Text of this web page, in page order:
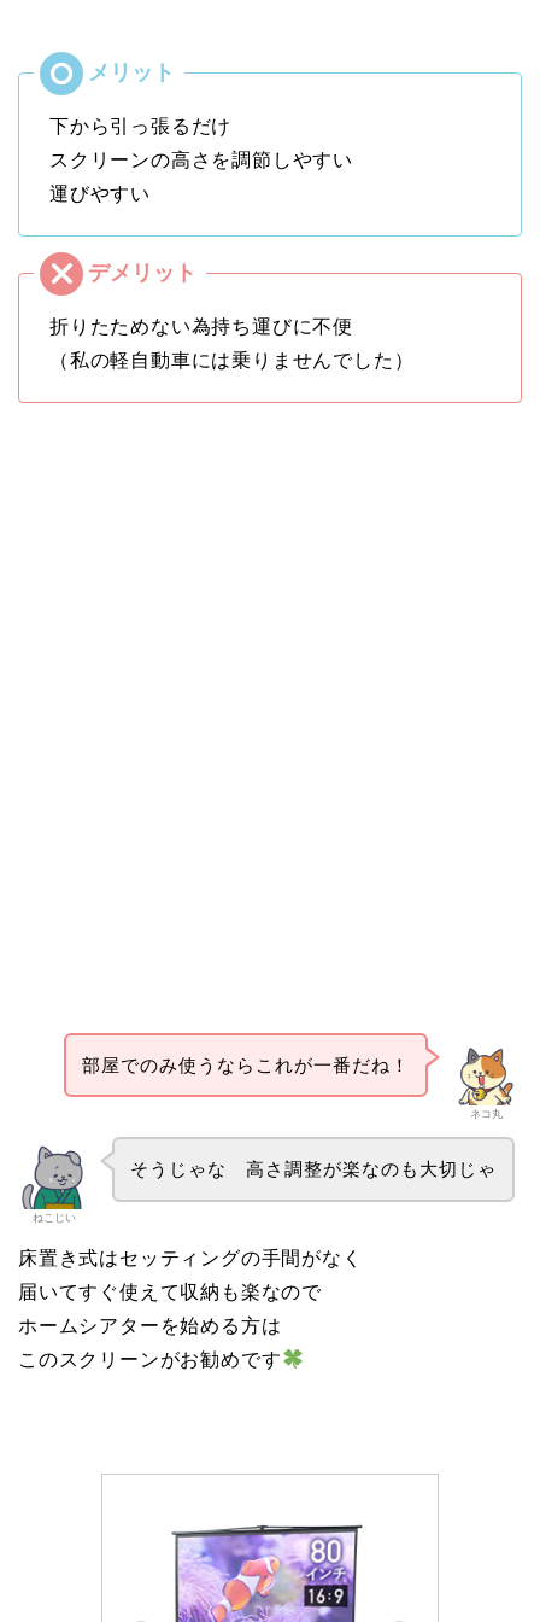
下から引っ張るだけ
スクリーンの高さを調節しやすい
運びやすい
折りたためない為持ち運びに不便
（私の軽自動車には乗りませんでした）
ネコ丸
部屋でのみ使うならこれが一番だね！
ねこじい
そうじゃな 高さ調整が楽なのも大切じゃ
床置き式はセッティングの手間がなく
届いてすぐ使えて収納も楽なので
ホームシアターを始める方は
このスクリーンがお勧めです